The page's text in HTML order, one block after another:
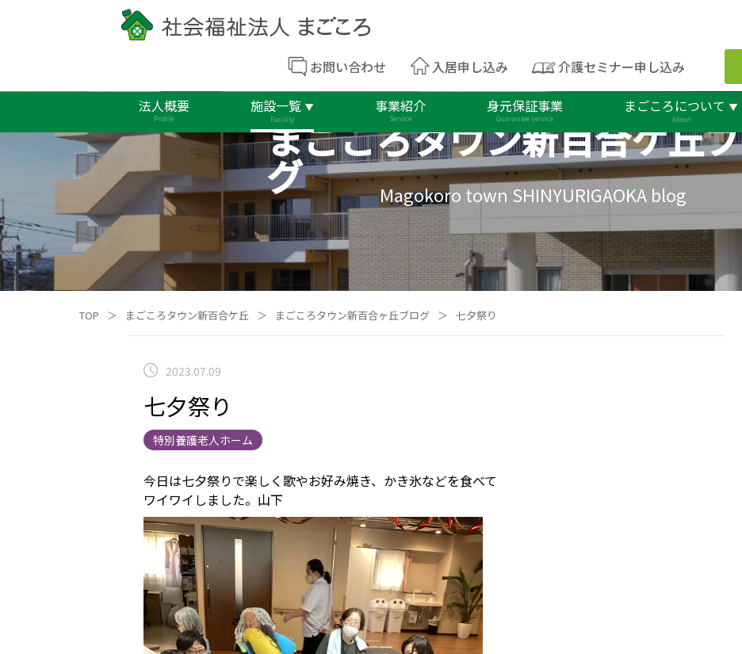
お問い合わせ 入居申し込み 介護セミナー申し込み
法人概要
Profile
施設一覧
Facility
事業紹介
Service
身元保証事業
Guarantee service
まごころについて
About
まごころタウン新百合ケ丘
グ Magokoro town SHINYURIGAOKA blog
TOP ＞ まごころタウン新百合ケ丘 ＞ まごころタウン新百合ヶ丘ブログ ＞ 七夕祭り
2023.07.09
七夕祭り
特別養護老人ホーム
今日は七夕祭りで楽しく歌やお好み焼き、かき氷などを食べて
ワイワイしました。山下